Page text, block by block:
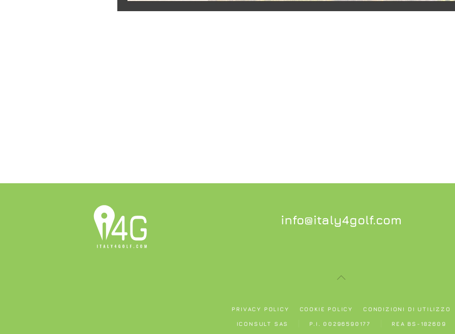
SCOPRI L'OFFERTA
info@italy4golf.com
PRIVACY POLICY COOKIE POLICY CONDIZIONI DI UTILIZZO
ICONSULT SAS P.I. 00296590177 REA BS-182609